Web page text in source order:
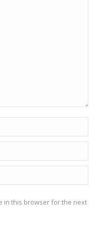
in this browser for the next